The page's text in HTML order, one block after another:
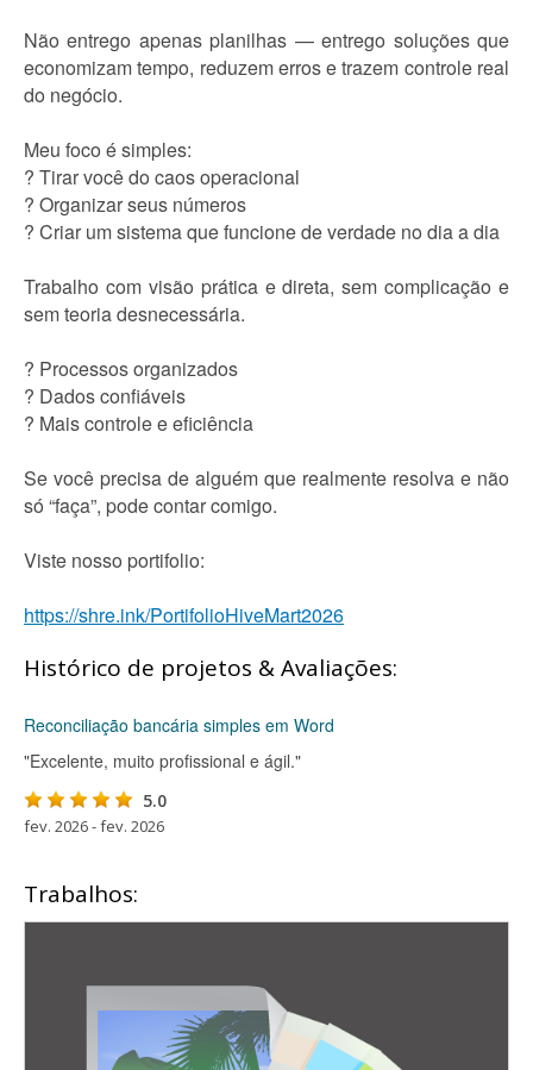
Não entrego apenas planilhas — entrego soluções que
economizam tempo, reduzem erros e trazem controle real
do negócio.
Meu foco é simples:
? Tirar você do caos operacional
? Organizar seus números
? Criar um sistema que funcione de verdade no dia a dia
Trabalho com visão prática e direta, sem complicação e
sem teoria desnecessária.
? Processos organizados
? Dados confiáveis
? Mais controle e eficiência
Se você precisa de alguém que realmente resolva e não
só “faça”, pode contar comigo.
Viste nosso portifolio:
https://shre.ink/PortifolioHiveMart2026
Histórico de projetos & Avaliações:
Reconciliação bancária simples em Word
"Excelente, muito profissional e ágil."
5.0
fev. 2026 - fev. 2026
Trabalhos: